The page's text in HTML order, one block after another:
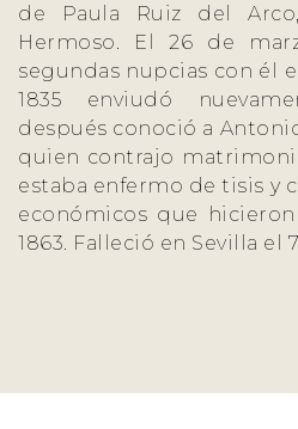
de Paula Ruiz del
Hermoso. El 26 de
segundas nupcias con él
1835 enviudó
después conoció a
quien contrajo
estaba enfermo de tisis y
económicos que
1863. Falleció en Sevilla el